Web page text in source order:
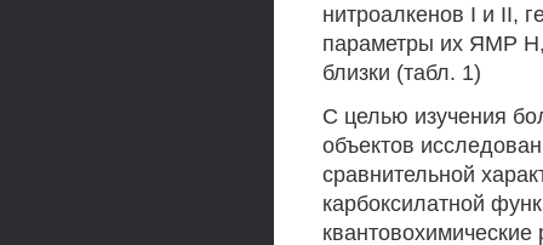
нитроалкенов I и II,
параметры их ЯМР
близки (табл. 1)
С целью изучения
объектов
сравнительной
карбоксилатной